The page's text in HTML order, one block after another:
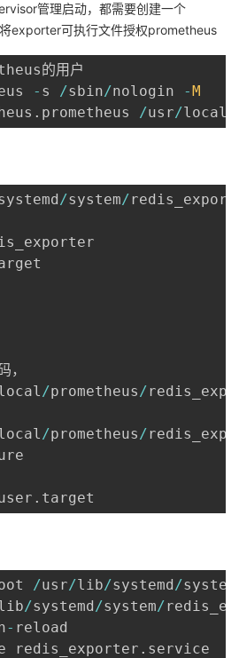
管理启动，都需要创建一个
exporter可执行文件授权prometheus
的用户
- s /sbin/nologin -M
. prometheus /usr/local
/system/
/prometheus/
/prometheus/
. target
/usr/lib/systemd/system
/systemd/system/
- reload
redis_exporter . service